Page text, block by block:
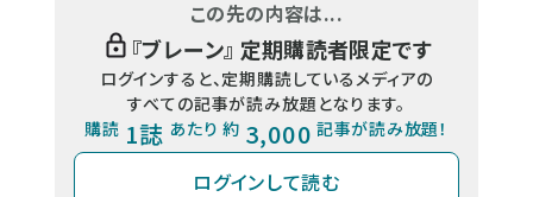
この先の内容は...
『ブレーン』 定期購読者限定です
ログインすると、定期購読しているメディアの
すべての記事が読み放題となります。
購読 1誌 あたり 約 3,000 記事が読み放題！
ログインして読む